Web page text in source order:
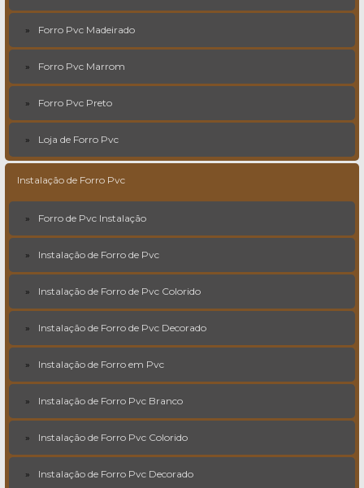
Forro Pvc Madeirado
Forro Pvc Marrom
Forro Pvc Preto
Loja de Forro Pvc
Instalação de Forro Pvc
Forro de Pvc Instalação
Instalação de Forro de Pvc
Instalação de Forro de Pvc Colorido
Instalação de Forro de Pvc Decorado
Instalação de Forro em Pvc
Instalação de Forro Pvc Branco
Instalação de Forro Pvc Colorido
Instalação de Forro Pvc Decorado